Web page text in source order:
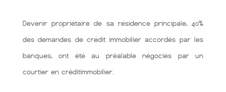
Devenir propriétaire de sa résidence principale, 40%
des demandes de crédit immobilier accordés par les
banques, ont été au préalable négociés par un
courtier en créditimmobilier.